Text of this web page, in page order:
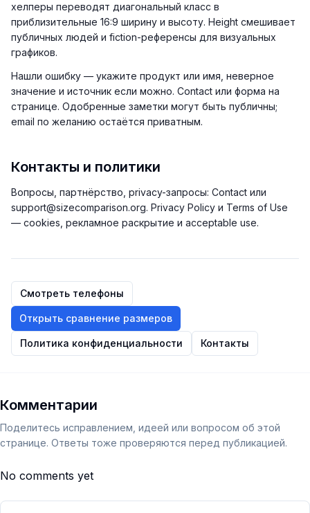
хелперы переводят диагональный класс в
приблизительные 16:9 ширину и высоту. Height смешивает
публичных людей и fiction-референсы для визуальных
графиков.
Нашли ошибку — укажите продукт или имя, неверное
значение и источник если можно. Contact или форма на
странице. Одобренные заметки могут быть публичны;
email по желанию остаётся приватным.
Контакты и политики
Вопросы, партнёрство, privacy-запросы: Contact или
support@sizecomparison.org. Privacy Policy и Terms of Use
— cookies, рекламное раскрытие и acceptable use.
Смотреть телефоны
Открыть сравнение размеров
Политика конфиденциальности Контакты
Комментарии
Поделитесь исправлением, идеей или вопросом об этой
странице. Ответы тоже проверяются перед публикацией.
No comments yet